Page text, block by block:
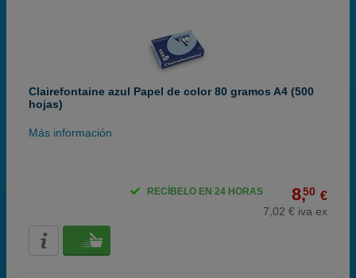
Clairefontaine azul Papel de color 80 gramos A4 (500
hojas)
Más información
8,50 €
7,02 € iva ex
RECÍBELO EN 24 HORAS